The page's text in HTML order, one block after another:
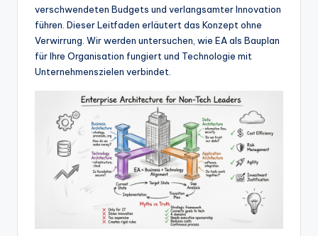
&
verschwendeten Budgets und verlangsamter Innovation
führen. Dieser Leitfaden erläutert das Konzept ohne
Verwirrung. Wir werden untersuchen, wie EA als Bauplan
für Ihre Organisation fungiert und Technologie mit
Unternehmenszielen verbindet.